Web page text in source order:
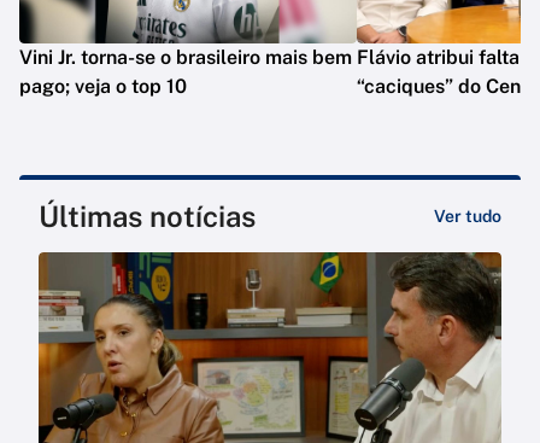
Vini Jr. torna-se o brasileiro mais bem
pago; veja o top 10
Flávio atribui falta
“caciques” do
Últimas notícias Ver tudo